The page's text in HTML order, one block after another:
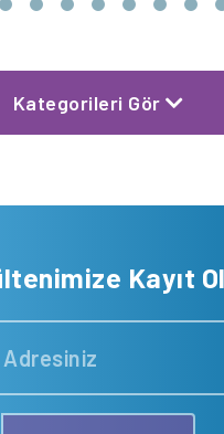
Kategorileri Gör
Kayıt